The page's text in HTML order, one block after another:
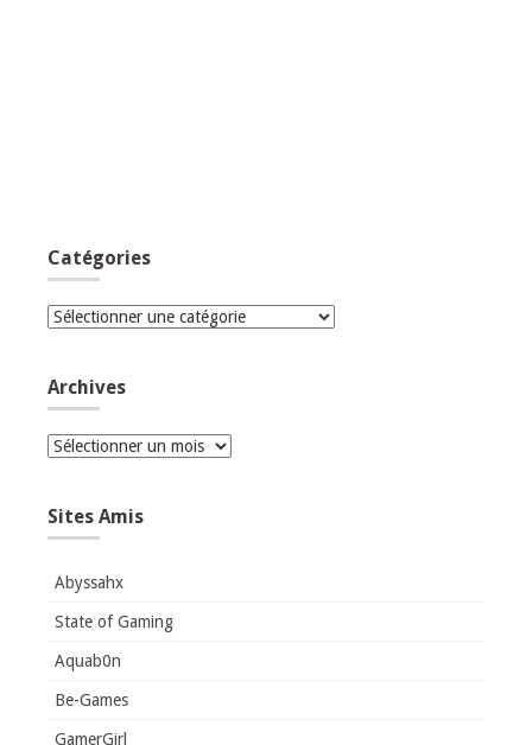
Catégories
Catégories
Archives
Archives
Sites Amis
Abyssahx
State of Gaming
Aquab0n
Be-Games
GamerGirl